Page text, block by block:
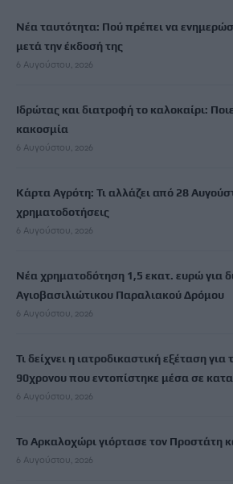
Νέα ταυτότητα: Πού πρέπει να
μετά την έκδοσή της
6 Αυγούστου, 2026
Ιδρώτας και διατροφή το καλοκαίρι:
κακοσμία
6 Αυγούστου, 2026
Κάρτα Αγρότη: Τι αλλάζει από 28
χρηματοδοτήσεις
6 Αυγούστου, 2026
Νέα χρηματοδότηση 1,5 εκατ. ευρώ για
Αγιοβασιλιώτικου Παραλιακού Δρόμου
6 Αυγούστου, 2026
Τι δείχνει η ιατροδικαστική εξέταση
90χρονου που εντοπίστηκε μέσα σε
6 Αυγούστου, 2026
Το Αρκαλοχώρι γιόρτασε τον Προστάτη
6 Αυγούστου, 2026